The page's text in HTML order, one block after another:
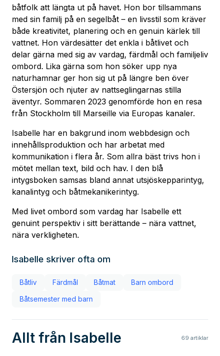
båtfolk att längta ut på havet. Hon bor tillsammans
med sin familj på en segelbåt – en livsstil som kräver
både kreativitet, planering och en genuin kärlek till
vattnet. Hon värdesätter det enkla i båtlivet och
delar gärna med sig av vardag, färdmål och familjeliv
ombord. Lika gärna som hon söker upp nya
naturhamnar ger hon sig ut på längre ben över
Östersjön och njuter av nattseglingarnas stilla
äventyr. Sommaren 2023 genomförde hon en resa
från Stockholm till Marseille via Europas kanaler.
Isabelle har en bakgrund inom webbdesign och
innehållsproduktion och har arbetat med
kommunikation i flera år. Som allra bäst trivs hon i
mötet mellan text, bild och hav. I den blå
intygsboken samsas bland annat utsjöskepparintyg,
kanalintyg och båtmekanikerintyg.
Med livet ombord som vardag har Isabelle ett
genuint perspektiv i sitt berättande – nära vattnet,
nära verkligheten.
Isabelle skriver ofta om
Båtliv Färdmål Båtmat
Barn ombord
Båtsemester med barn
Allt från Isabelle 69 artiklar